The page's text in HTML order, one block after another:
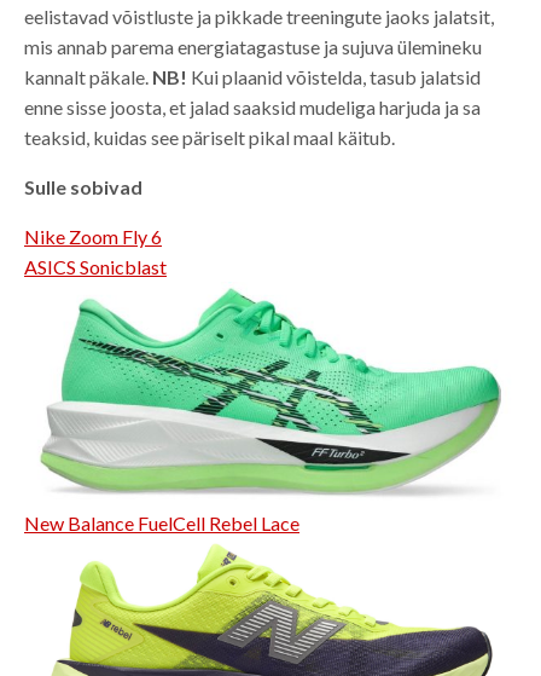
eelistavad võistluste ja pikkade treeningute jaoks jalatsit,
mis annab parema energiatagastuse ja sujuva ülemineku
kannalt päkale. NB! Kui plaanid võistelda, tasub jalatsid
enne sisse joosta, et jalad saaksid mudeliga harjuda ja sa
teaksid, kuidas see päriselt pikal maal käitub.
Sulle sobivad
Nike Zoom Fly 6
ASICS Sonicblast
New Balance FuelCell Rebel Lace